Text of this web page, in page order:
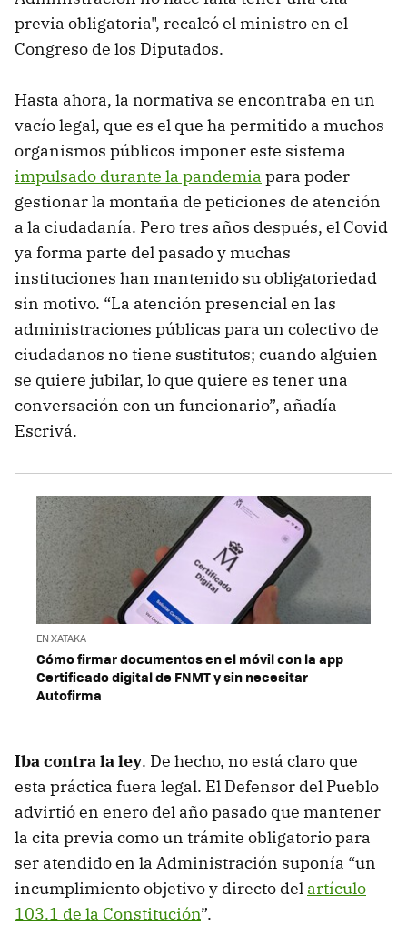
previa obligatoria", recalcó el ministro en el
Congreso de los Diputados.
Hasta ahora, la normativa se encontraba en un
vacío legal, que es el que ha permitido a muchos
organismos públicos imponer este sistema
impulsado durante la pandemia para poder
gestionar la montaña de peticiones de atención
a la ciudadanía. Pero tres años después, el Covid
ya forma parte del pasado y muchas
instituciones han mantenido su obligatoriedad
sin motivo. “La atención presencial en las
administraciones públicas para un colectivo de
ciudadanos no tiene sustitutos; cuando alguien
se quiere jubilar, lo que quiere es tener una
conversación con un funcionario”, añadía
Escrivá.
EN XATAKA
Cómo firmar documentos en el móvil con la app
Certificado digital de FNMT y sin necesitar
Autofirma
Iba contra la ley. De hecho, no está claro que
esta práctica fuera legal. El Defensor del Pueblo
advirtió en enero del año pasado que mantener
la cita previa como un trámite obligatorio para
ser atendido en la Administración suponía “un
incumplimiento objetivo y directo del artículo
103.1 de la Constitución”.